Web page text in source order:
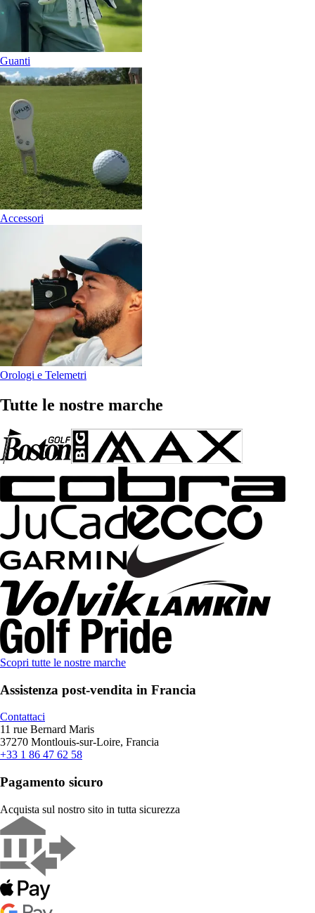
Guanti
Accessori
Orologi e Telemetri
Tutte le nostre marche
Scopri tutte le nostre marche
Assistenza post-vendita in Francia
Contattaci
11 rue Bernard Maris
37270 Montlouis-sur-Loire, Francia
+33 1 86 47 62 58
Pagamento sicuro
Acquista sul nostro sito in tutta sicurezza